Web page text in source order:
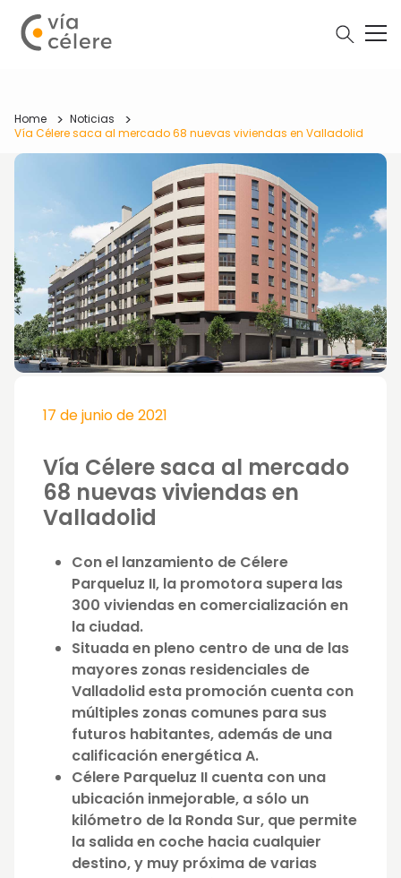
Home
Noticias
Vía Célere saca al mercado 68 nuevas viviendas en Valladolid
17 de junio de 2021
Vía Célere saca al mercado
68 nuevas viviendas en
Valladolid
Con el lanzamiento de Célere
Parqueluz II, la promotora supera las
300 viviendas en comercialización en
la ciudad.
Situada en pleno centro de una de las
mayores zonas residenciales de
Valladolid esta promoción cuenta con
múltiples zonas comunes para sus
futuros habitantes, además de una
calificación energética A.
Célere Parqueluz II cuenta con una
ubicación inmejorable, a sólo un
kilómetro de la Ronda Sur, que permite
la salida en coche hacia cualquier
destino, y muy próxima de varias